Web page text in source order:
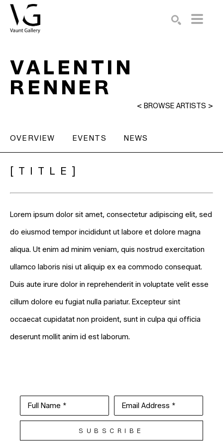
VALENTIN
RENNER
< BROWSE ARTISTS >
OVERVIEW EVENTS NEWS
[TITLE]
Lorem ipsum dolor sit amet, consectetur adipiscing elit, sed
do eiusmod tempor incididunt ut labore et dolore magna
aliqua. Ut enim ad minim veniam, quis nostrud exercitation
ullamco laboris nisi ut aliquip ex ea commodo consequat.
Duis aute irure dolor in reprehenderit in voluptate velit esse
cillum dolore eu fugiat nulla pariatur. Excepteur sint
occaecat cupidatat non proident, sunt in culpa qui officia
deserunt mollit anim id est laborum.
Full Name * Email Address *
SUBSCRIBE